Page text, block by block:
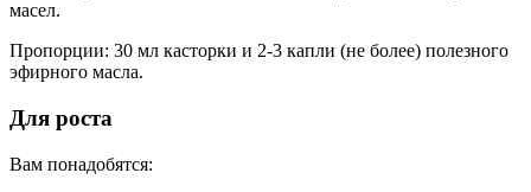
масел.
Пропорции: 30 мл касторки и 2-3 капли (не более) полезного
эфирного масла.
Для роста
Вам понадобятся: